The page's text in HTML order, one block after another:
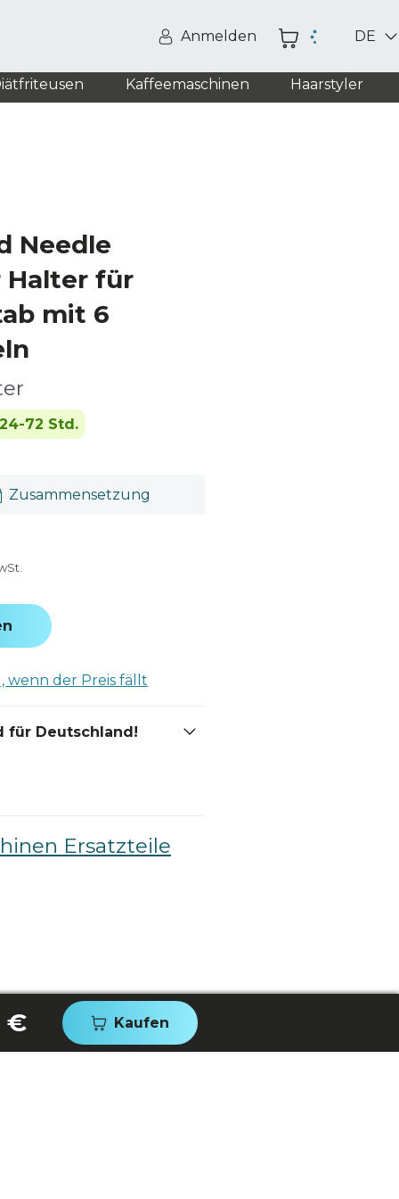
Anmelden DE
Kaffeemaschinen Haarstyler
Needle
Halter für
mit 6
72 Std.
Zusammensetzung
wenn der Preis fällt
für Deutschland!
Ersatzteile
€ Kaufen